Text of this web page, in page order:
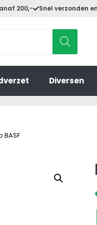
200,- Snel verzonden
Diversen
BASF